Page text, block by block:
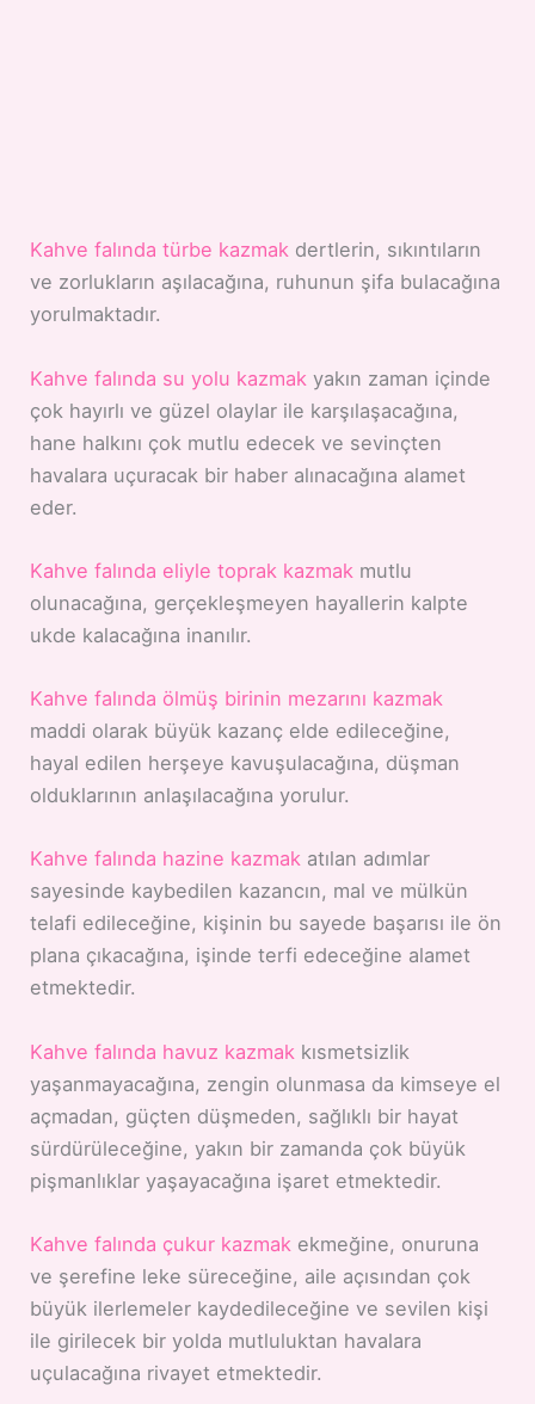
Kahve falında türbe kazmak dertlerin, sıkıntıların
ve zorlukların aşılacağına, ruhunun şifa bulacağına
yorulmaktadır.
Kahve falında su yolu kazmak yakın zaman içinde
çok hayırlı ve güzel olaylar ile karşılaşacağına,
hane halkını çok mutlu edecek ve sevinçten
havalara uçuracak bir haber alınacağına alamet
eder.
Kahve falında eliyle toprak kazmak mutlu
olunacağına, gerçekleşmeyen hayallerin kalpte
ukde kalacağına inanılır.
Kahve falında ölmüş birinin mezarını kazmak
maddi olarak büyük kazanç elde edileceğine,
hayal edilen herşeye kavuşulacağına, düşman
olduklarının anlaşılacağına yorulur.
Kahve falında hazine kazmak atılan adımlar
sayesinde kaybedilen kazancın, mal ve mülkün
telafi edileceğine, kişinin bu sayede başarısı ile ön
plana çıkacağına, işinde terfi edeceğine alamet
etmektedir.
Kahve falında havuz kazmak kısmetsizlik
yaşanmayacağına, zengin olunmasa da kimseye el
açmadan, güçten düşmeden, sağlıklı bir hayat
sürdürüleceğine, yakın bir zamanda çok büyük
pişmanlıklar yaşayacağına işaret etmektedir.
Kahve falında çukur kazmak ekmeğine, onuruna
ve şerefine leke süreceğine, aile açısından çok
büyük ilerlemeler kaydedileceğine ve sevilen kişi
ile girilecek bir yolda mutluluktan havalara
uçulacağına rivayet etmektedir.